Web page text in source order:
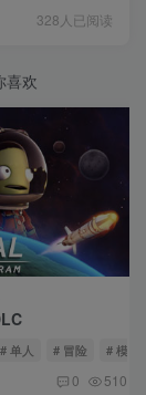
328人已阅读
喜欢
# 单人 # 冒险 # 模拟
0 510